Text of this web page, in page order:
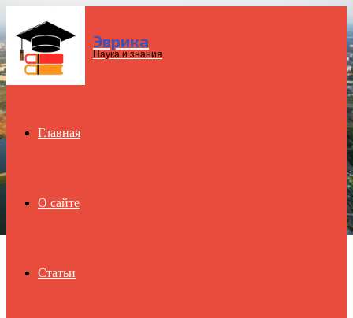
Menu Эврика
Наука и знания
Главная
О сайте
Статьи